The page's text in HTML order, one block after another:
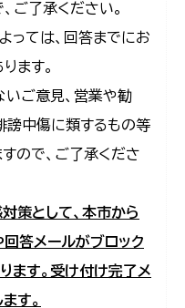
ご了承ください。
っては、回答までにお
ます。
ご意見、営業や勧
謗中傷に類するもの等
ので、ご了承くださ
策として、本市から
答メールがブロック
ます。受け付け完了メ
す。